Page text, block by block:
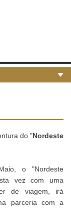
do "Nordeste
o "Nordeste
vez com uma
de viagem, irá
parceria com a